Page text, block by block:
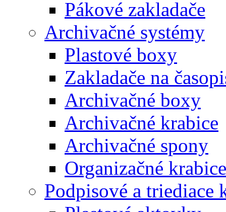
Pákové zakladače
Archivačné systémy
Plastové boxy
Zakladače na
Archivačné boxy
Archivačné krabice
Archivačné spony
Organizačné
Podpisové a triediace